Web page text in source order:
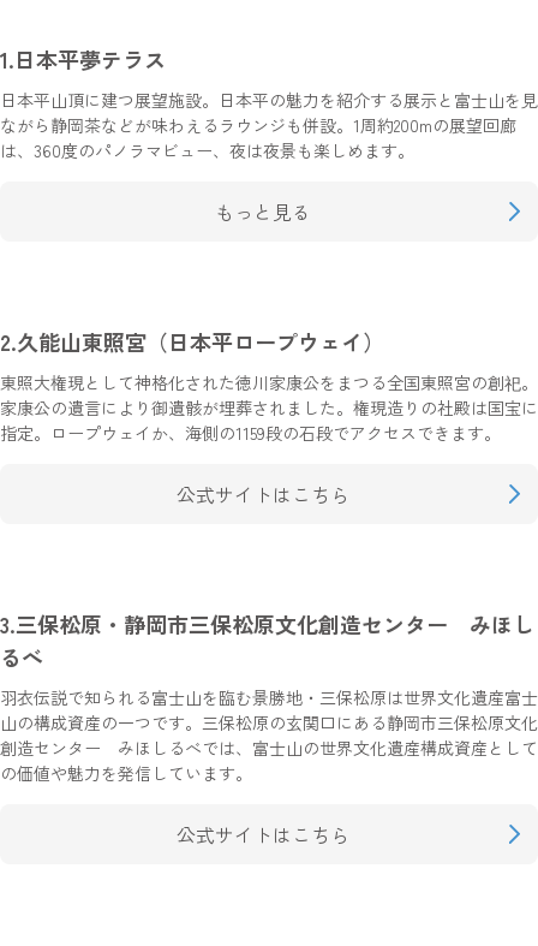
1.日本平夢テラス
日本平山頂に建つ展望施設。日本平の魅力を紹介する展示と富士山を見
ながら静岡茶などが味わえるラウンジも併設。1周約200mの展望回廊
は、360度のパノラマビュー、夜は夜景も楽しめます。
もっと見る
2.久能山東照宮（日本平ロープウェイ）
東照大権現として神格化された徳川家康公をまつる全国東照宮の創祀。
家康公の遺言により御遺骸が埋葬されました。権現造りの社殿は国宝に
指定。ロープウェイか、海側の1159段の石段でアクセスできます。
公式サイトはこちら
3.三保松原・静岡市三保松原文化創造センター みほし
るべ
羽衣伝説で知られる富士山を臨む景勝地・三保松原は世界文化遺産富士
山の構成資産の一つです。三保松原の玄関口にある静岡市三保松原文化
創造センター みほしるべでは、富士山の世界文化遺産構成資産として
の価値や魅力を発信しています。
公式サイトはこちら